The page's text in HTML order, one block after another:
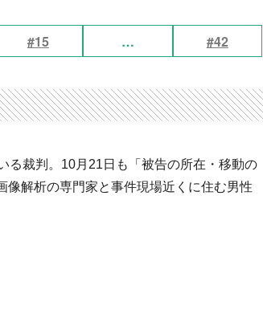
#15 … #42
る裁判。10月21日も「被告の所在・移動の
解析の専門家と事件現場近くに住む男性